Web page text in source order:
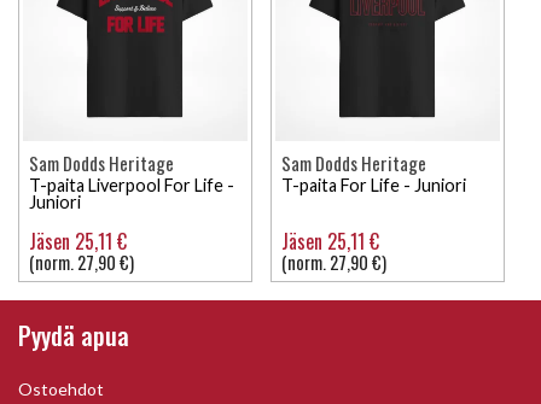
Sam Dodds Heritage
T-paita Liverpool For Life -
Juniori
Jäsen 25,11 €
(norm. 27,90 €)
Sam Dodds Heritage
T-paita For Life - Juniori
Jäsen 25,11 €
(norm. 27,90 €)
Pyydä apua
Ostoehdot